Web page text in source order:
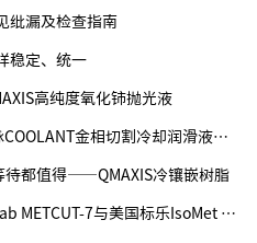
纰漏及检查指南
稳定、统一
高纯度氧化铈抛光液
美国标乐COOL 3 和美国可脉COOLANT金相切割冷却润滑液效果如何？
待都值得——QMAXIS冷镶嵌树脂
北美精工对决——美国MetLab METCUT-7与美国标乐IsoMet 1000